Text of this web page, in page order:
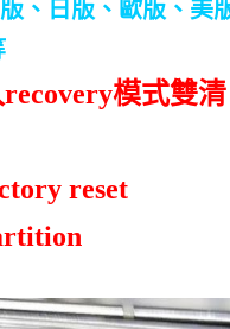
、日版、歐版、美
模式雙
reset